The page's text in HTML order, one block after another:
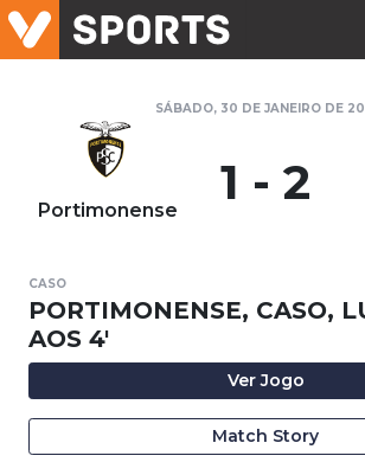
SÁBADO, 30 DE JANEIRO DE
Portimonense 1 - 2
CASO
PORTIMONENSE, CASO,
AOS 4'
Ver Jogo
Match Story